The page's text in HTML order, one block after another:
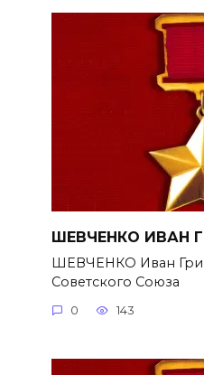
ШЕВЧЕНКО ИВАН
ШЕВЧЕНКО Иван
Советского Союза
0 143